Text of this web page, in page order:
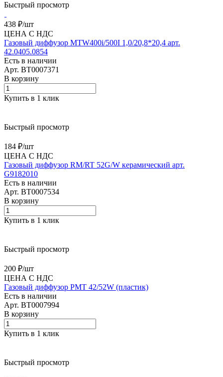
Быстрый просмотр
438 ₽/шт
ЦЕНА С НДС
Газовый диффузор MTW400i/500I 1,0/20,8*20,4 арт.
42.0405.0854
Есть в наличии
Арт. BT0007371
В корзину
Купить в 1 клик
Быстрый просмотр
184 ₽/шт
ЦЕНА С НДС
Газовый диффузор RM/RT 52G/W керамический арт.
G9182010
Есть в наличии
Арт. BT0007534
В корзину
Купить в 1 клик
Быстрый просмотр
200 ₽/шт
ЦЕНА С НДС
Газовый диффузор PMT 42/52W (пластик)
Есть в наличии
Арт. BT0007994
В корзину
Купить в 1 клик
Быстрый просмотр